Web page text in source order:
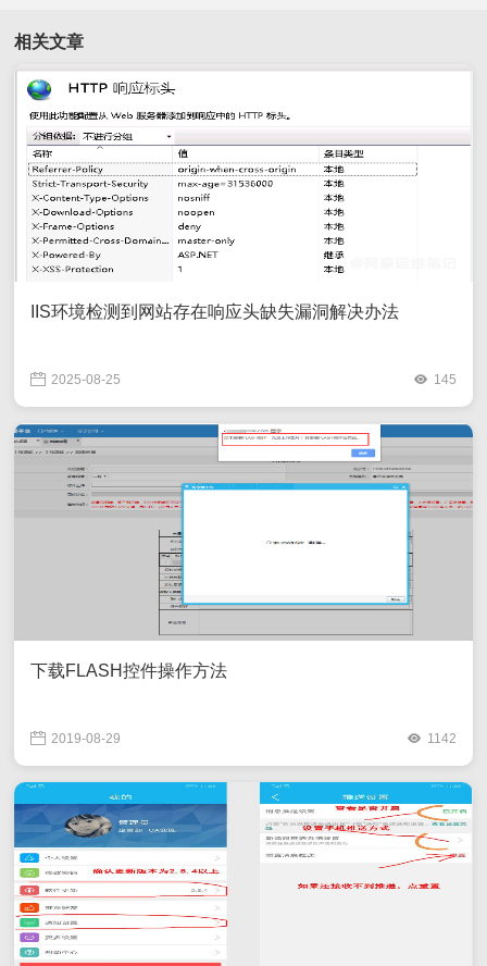
相关文章
IIS环境检测到网站存在响应头缺失漏洞解决办法
2025-08-25 145
下载FLASH控件操作方法
2019-08-29 1142